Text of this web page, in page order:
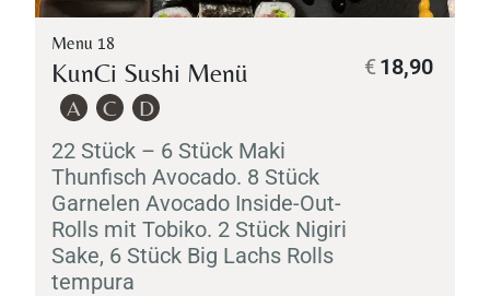
Menu 18
KunCi Sushi Menü
A C D
22 Stück – 6 Stück Maki
Thunfisch Avocado. 8 Stück
Garnelen Avocado Inside-Out-
Rolls mit Tobiko. 2 Stück Nigiri
Sake, 6 Stück Big Lachs Rolls
tempura
18,90
€